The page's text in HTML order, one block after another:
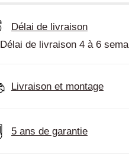
Délai de livraison
Délai de livraison 4 à 6
Livraison et montage
5 ans de garantie